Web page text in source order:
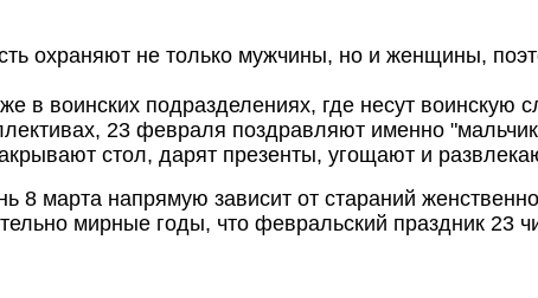
охраняют не только мужчины, но и женщины,
воинских подразделениях, где несут воинскую
23 февраля поздравляют именно
стол, дарят презенты, угощают и
8 марта напрямую зависит от стараний
мирные годы, что февральский праздник 23